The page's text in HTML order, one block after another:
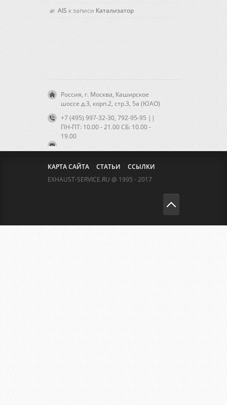
AIS к записи Катализатор
Россия, г. Москва, Каширское
шоссе д.3, корп.2, стр.3, 5а (ЮАО)
+7 (495) 997-32-30, 792-95-95 ||
ПН-ПТ: 10.00 - 21.00 CБ: 10.00 -
19.00
КАРТА САЙТА СТАТЬИ
ССЫЛКИ
EXHAUST-SERVICE.RU @ 1995 - 2017